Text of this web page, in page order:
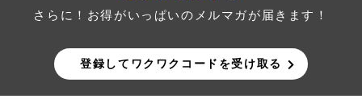
さらに！お得がいっぱいのメルマガが届きます！
登録してワクワクコードを受け取る